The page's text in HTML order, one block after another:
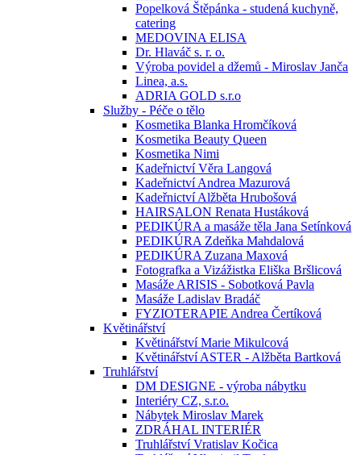
Popelková Štěpánka - studená kuchyně,
catering
MEDOVINA ELISA
Dr. Hlaváč s. r. o.
Výroba povidel a džemů - Miroslav Janča
Linea, a.s.
ADRIA GOLD s.r.o
Služby - Péče o tělo
Kosmetika Blanka Hromčíková
Kosmetika Beauty Queen
Kosmetika Nimi
Kadeřnictví Věra Langová
Kadeřnictví Andrea Mazurová
Kadeřnictví Alžběta Hrubošová
HAIRSALON Renata Hustáková
PEDIKÚRA a masáže těla Jana Setínková
PEDIKÚRA Zdeňka Mahdalová
PEDIKÚRA Zuzana Maxová
Fotografka a Vizážistka Eliška Bršlicová
Masáže ARISIS - Sobotková Pavla
Masáže Ladislav Bradáč
FYZIOTERAPIE Andrea Čertíková
Květinářství
Květinářství Marie Mikulcová
Květinářství ASTER - Alžběta Bartková
Truhlářství
DM DESIGNE - výroba nábytku
Interiéry CZ, s.r.o.
Nábytek Miroslav Marek
ZDRÁHAL INTERIÉR
Truhlářství Vratislav Kočica